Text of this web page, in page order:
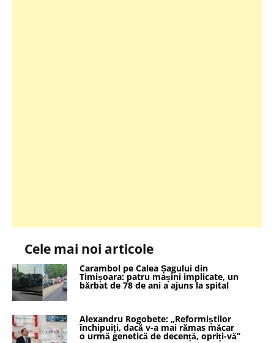
Cele mai noi articole
Carambol pe Calea Șagului din
Timișoara: patru mașini implicate, un
bărbat de 78 de ani a ajuns la spital
Alexandru Rogobete: „Reformiștilor
închipuiți, dacă v-a mai rămas măcar
o urmă genetică de decență, opriți-vă”